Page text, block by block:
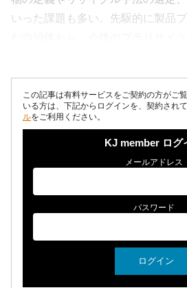
いった課題も多い。先駆的に製品
この記事は有料サービスをご契約の方がご
いる方は、下記からログインを、契約され
ルをご利用ください。
KJ member ログ
メールアドレス
パスワード